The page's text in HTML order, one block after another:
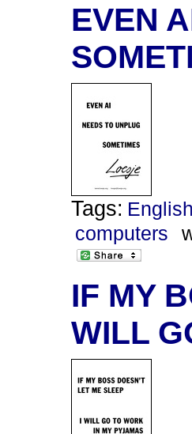
EVEN
Tags: English
computers
IF MY
WILL